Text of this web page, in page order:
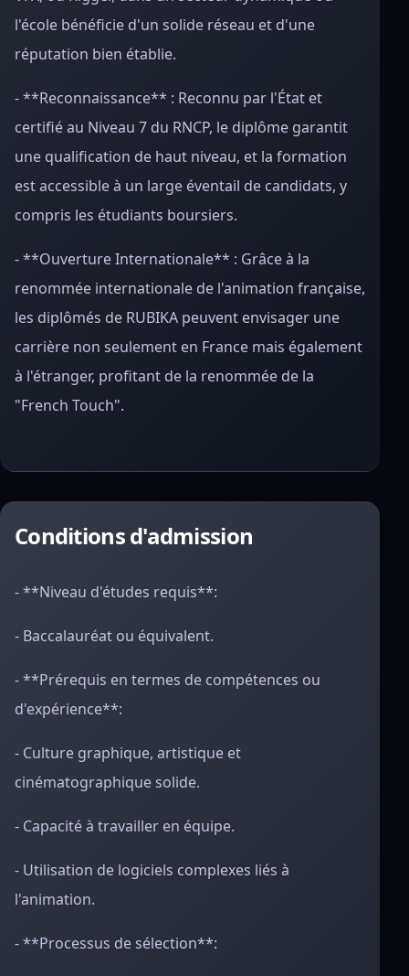
l'école bénéficie d'un solide réseau et d'une
réputation bien établie.
- **Reconnaissance** : Reconnu par l'État et
certifié au Niveau 7 du RNCP, le diplôme garantit
une qualification de haut niveau, et la formation
est accessible à un large éventail de candidats, y
compris les étudiants boursiers.
- **Ouverture Internationale** : Grâce à la
renommée internationale de l'animation française,
les diplômés de RUBIKA peuvent envisager une
carrière non seulement en France mais également
à l'étranger, profitant de la renommée de la
"French Touch".
Conditions d'admission
- **Niveau d'études requis**:
- Baccalauréat ou équivalent.
- **Prérequis en termes de compétences ou
d'expérience**:
- Culture graphique, artistique et
cinématographique solide.
- Capacité à travailler en équipe.
- Utilisation de logiciels complexes liés à
l'animation.
- **Processus de sélection**: